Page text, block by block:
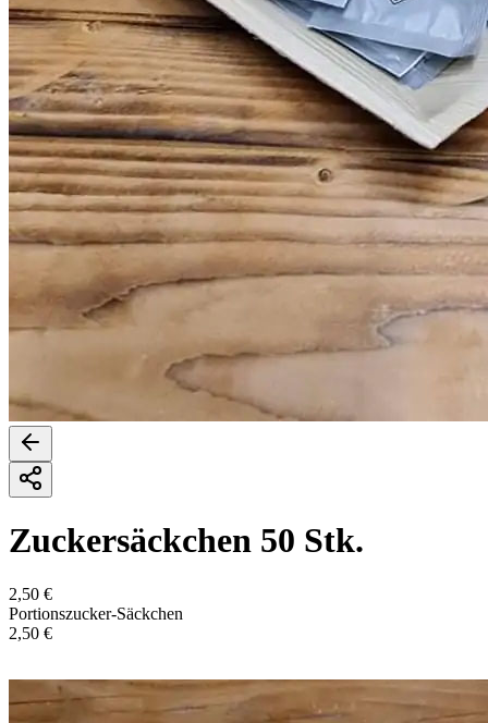
Zuckersäckchen 50 Stk.
2,50 €
Portionszucker-Säckchen
2,50 €